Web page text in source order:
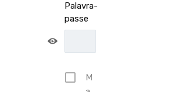
Palavra-
passe
M